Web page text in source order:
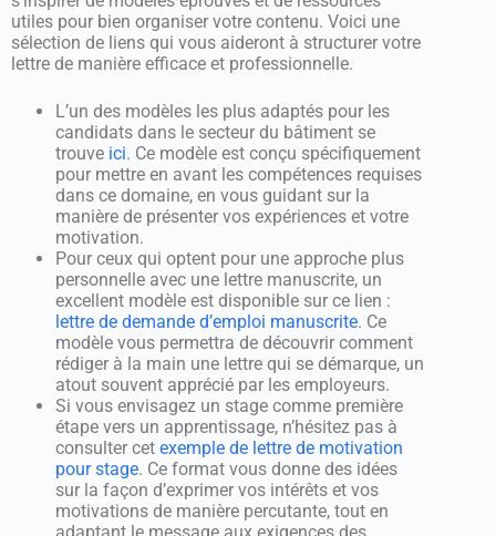
utiles pour bien organiser votre contenu. Voici une
sélection de liens qui vous aideront à structurer votre
lettre de manière efficace et professionnelle.
L’un des modèles les plus adaptés pour les
candidats dans le secteur du bâtiment se
trouve ici. Ce modèle est conçu spécifiquement
pour mettre en avant les compétences requises
dans ce domaine, en vous guidant sur la
manière de présenter vos expériences et votre
motivation.
Pour ceux qui optent pour une approche plus
personnelle avec une lettre manuscrite, un
excellent modèle est disponible sur ce lien :
lettre de demande d’emploi manuscrite. Ce
modèle vous permettra de découvrir comment
rédiger à la main une lettre qui se démarque, un
atout souvent apprécié par les employeurs.
Si vous envisagez un stage comme première
étape vers un apprentissage, n’hésitez pas à
consulter cet exemple de lettre de motivation
pour stage. Ce format vous donne des idées
sur la façon d’exprimer vos intérêts et vos
motivations de manière percutante, tout en